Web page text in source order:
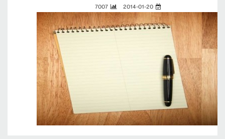
2014-01-20
7007